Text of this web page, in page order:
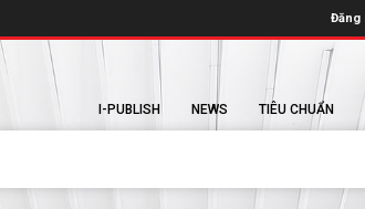
Đăng
I-PUBLISH NEWS TIÊU CHUẨN